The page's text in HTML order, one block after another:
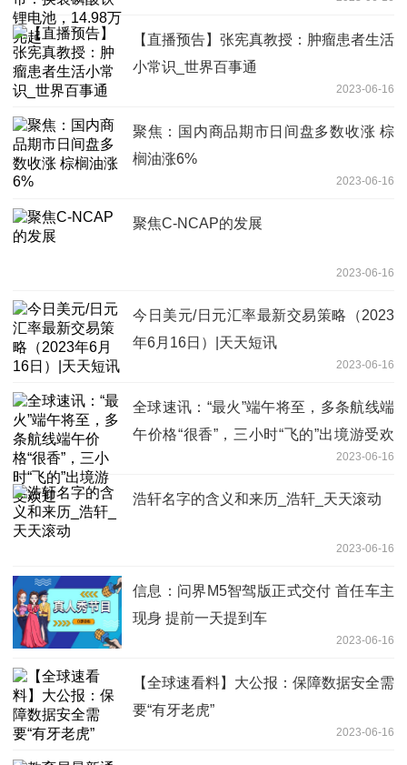
【直播预告】张宪真教授：肿瘤患者生活
小常识_世界百事通
2023-06-16
聚焦：国内商品期市日间盘多数收涨 棕
榈油涨6%
2023-06-16
聚焦C-NCAP的发展
2023-06-16
今日美元/日元汇率最新交易策略（2023
年6月16日）|天天短讯
2023-06-16
全球速讯：“最火”端午将至，多条航线端
午价格“很香”，三小时“飞的”出境游受欢
2023-06-16
浩轩名字的含义和来历_浩轩_天天滚动
2023-06-16
信息：问界M5智驾版正式交付 首任车主
现身 提前一天提到车
2023-06-16
【全球速看料】大公报：保障数据安全需
要“有牙老虎”
2023-06-16